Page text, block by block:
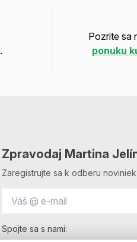
.
Pozrite sa
ponuku
Zpravodaj Martina
Zaregistrujte sa k odberu
Spojte sa s nami: